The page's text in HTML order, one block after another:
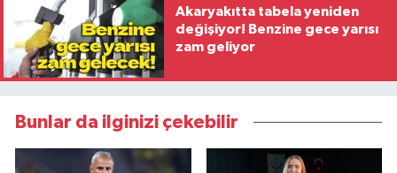
Akaryakıtta tabela yeniden
değişiyor! Benzine gece yarısı
zam geliyor
Bunlar da ilginizi çekebilir